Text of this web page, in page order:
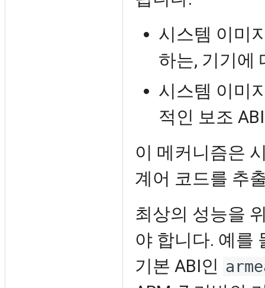
시스템 이미
하는, 기기에
시스템 이미
적인 보조
이 메커니즘은
계어 코드를 추
최상의 성능을
야 합니다. 예를
기본 ABI인